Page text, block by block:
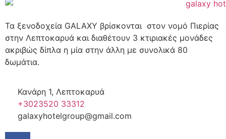
Τα ξενοδοχεία GALAXY βρίσκονται στον νομό Πιερίας
στην Λεπτοκαρυά και διαθέτουν 3 κτιριακές μονάδες
ακριβώς δίπλα η μία στην άλλη με συνολικά 80
δωμάτια.
Κανάρη 1, Λεπτοκαρυά
+3023520 33312
galaxyhotelgroup@gmail.com